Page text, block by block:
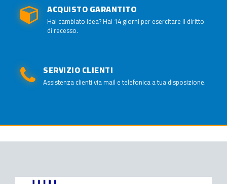
ACQUISTO GARANTITO
Hai cambiato idea? Hai 14 giorni per esercitare il diritto
di recesso.
SERVIZIO CLIENTI
Assistenza clienti via mail e telefonica a tua disposizione.